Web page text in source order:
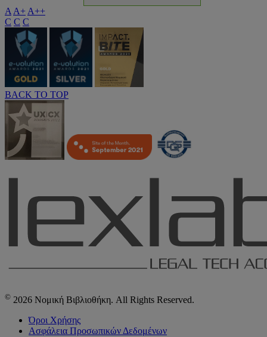
A A+ A++
C C C
BACK TO TOP
© 2026 Νομική Βιβλιοθήκη. All Rights Reserved.
Όροι Χρήσης
Ασφάλεια Προσωπικών Δεδομένων